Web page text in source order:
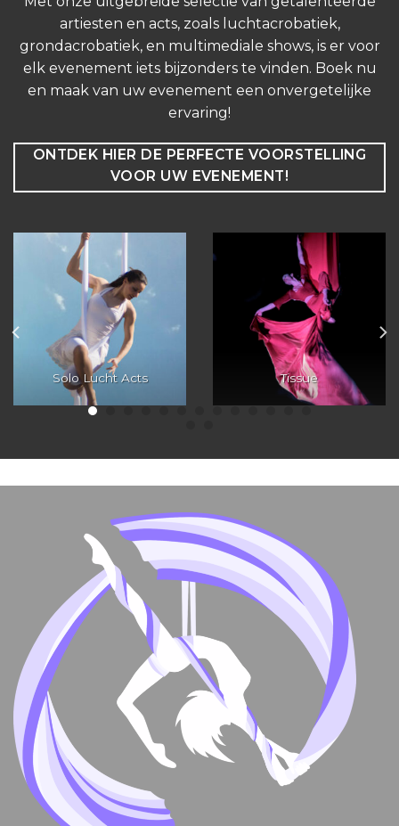
artiesten en acts, zoals luchtacrobatiek,
grondacrobatiek, en multimediale shows, is er voor
elk evenement iets bijzonders te vinden. Boek nu
en maak van uw evenement een onvergetelijke
ervaring!
ONTDEK HIER DE PERFECTE VOORSTELLING
VOOR UW EVENEMENT!
Solo Lucht Acts Tissue